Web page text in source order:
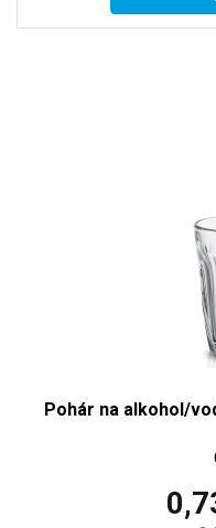
Pohár na alkohol/